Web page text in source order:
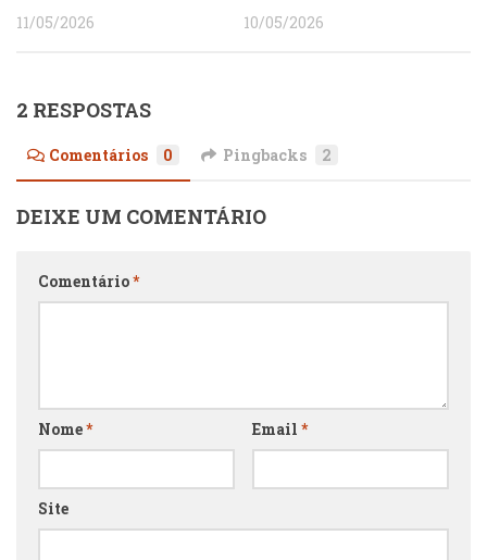
11/05/2026 10/05/2026
2 RESPOSTAS
Comentários 0 Pingbacks 2
DEIXE UM COMENTÁRIO
Comentário*
Nome* Email *
Site